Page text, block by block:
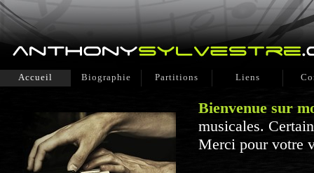
Accueil Biographie Partitions Liens
Bienvenue sur
musicales.
Merci pour votre